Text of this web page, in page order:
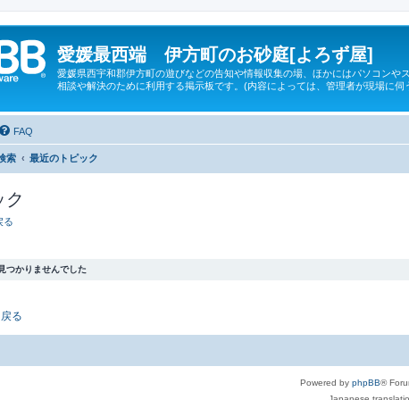
愛媛最西端 伊方町のお砂庭[よろず屋]
愛媛県西宇和郡伊方町の遊びなどの告知や情報収集の場、ほかにはパソコンや
相談や解決のために利用する掲示板です。(内容によっては、管理者が現場に伺
FAQ
索 最近のトピック
ク
る
つかりませんでした
る
Powered by phpBB®